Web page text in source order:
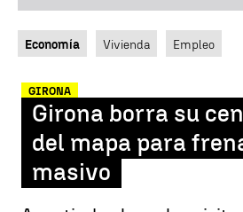
Economía Vivienda Empleo
GIRONA
Girona borra su
del mapa para
masivo